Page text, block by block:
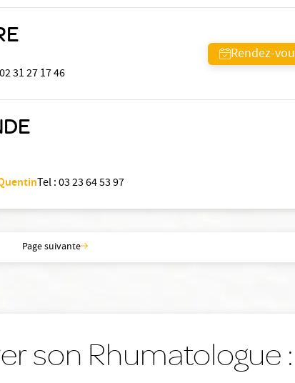
02 31 27 17 46
Rendez-
Tel:03 23 64 53 97
Page suivante
son Rhumatologue